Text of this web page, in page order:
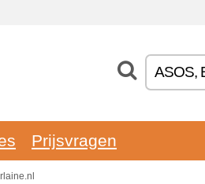
Prijsvragen